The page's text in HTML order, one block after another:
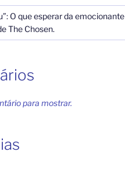
O que esperar da emocionante
The Chosen.
para mostrar.